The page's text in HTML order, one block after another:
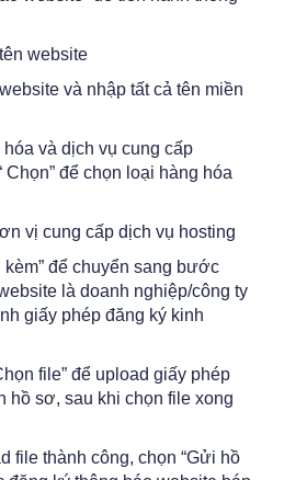
website
và nhập tất cả tên miền
và dịch vụ cung cấp
Chọn” để chọn loại hàng hóa
vị cung cấp dịch vụ hosting
kèm” để chuyển sang bước
là doanh nghiệp/công ty
giấy phép đăng ký kinh
file” để upload giấy phép
hồ sơ, sau khi chọn file xong
file thành công, chọn “Gửi hồ